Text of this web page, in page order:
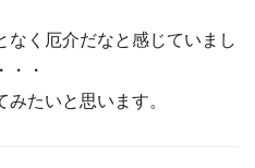
なく厄介だなと感じていまし
・・
たいと思います。